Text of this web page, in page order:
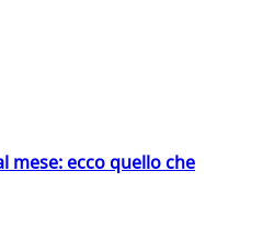
mese: ecco quello che